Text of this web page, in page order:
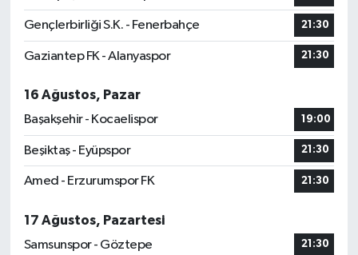
Gençlerbirliği S.K. - Fenerbahçe 21:30
Gaziantep FK - Alanyaspor 21:30
16 Ağustos, Pazar
Başakşehir - Kocaelispor
19:00
Beşiktaş - Eyüpspor 21:30
Amed - Erzurumspor FK 21:30
17 Ağustos, Pazartesi
Samsunspor - Göztepe
21:30